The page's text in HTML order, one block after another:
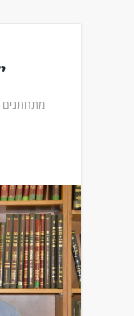
מתחתנים